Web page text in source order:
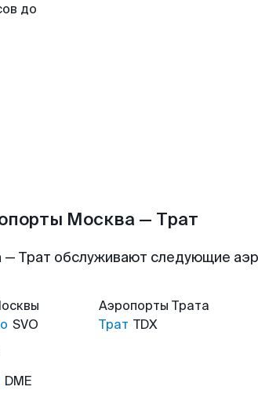
до
Москва — Трат
— Трат обслуживают следующие
SVO
DME
Аэропорты Трата
Трат TDX